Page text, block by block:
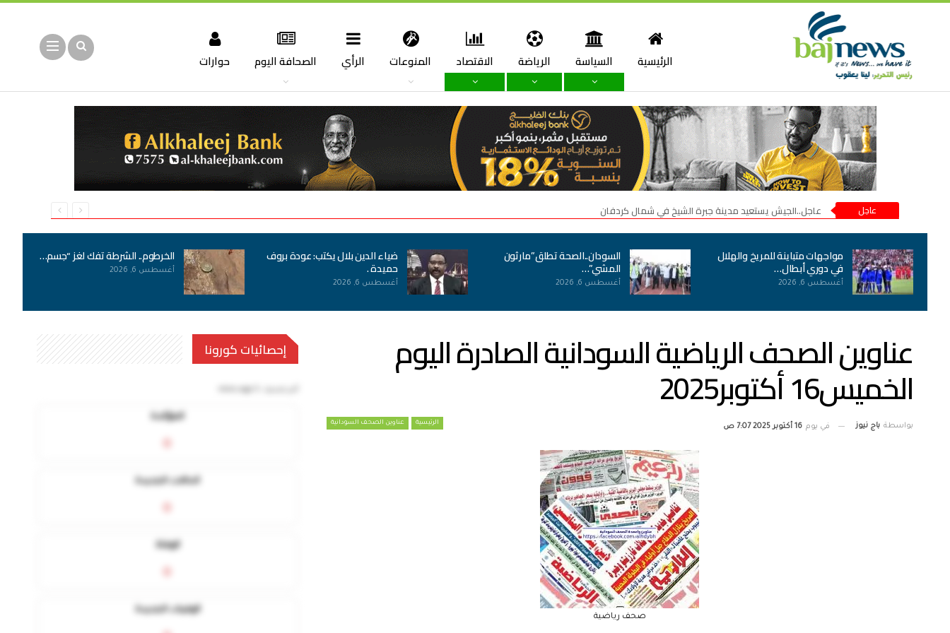
الرئيسية السياسة الرياضة الاقتصاد المنوعات الرأي الصحافة اليوم حوارات
عاجل عاجل..الجيش يستعيد مدينة جبرة الشيخ في شمال كردفان
مواجهات متباينة للمريخ والهلال
في دوري أبطال…
أغسطس 6, 2026
السودان..الصحة تطلق”مارثون
المشي”…
أغسطس 6, 2026
ضياء الدين بلال يكتب: عودة بروف
حميدة .
أغسطس 6, 2026
الخرطوم.. الشرطة تفك لغز “جسم…
أغسطس 6, 2026
عناوين الصحف الرياضية السودانية الصادرة اليوم
الخميس16 أكتوبر2025
الرئيسية عناوين الصحف السودانية بواسطة باج نيوز في يوم 16 أكتوبر 2025 7:07 ص
صحف رياضية
إحصائيات كورونا